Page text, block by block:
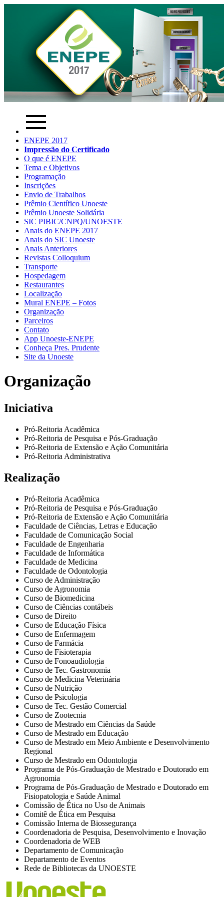
ENEPE 2017
Impressão do Certificado
O que é ENEPE
Tema e Objetivos
Programação
Inscrições
Envio de Trabalhos
Prêmio Científico Unoeste
Prêmio Unoeste Solidária
SIC PIBIC/CNPQ/UNOESTE
Anais do ENEPE 2017
Anais do SIC Unoeste
Anais Anteriores
Revistas Colloquium
Transporte
Hospedagem
Restaurantes
Localização
Mural ENEPE – Fotos
Organização
Parceiros
Contato
App Unoeste-ENEPE
Conheça Pres. Prudente
Site da Unoeste
Organização
Iniciativa
Pró-Reitoria Acadêmica
Pró-Reitoria de Pesquisa e Pós-Graduação
Pró-Reitoria de Extensão e Ação Comunitária
Pró-Reitoria Administrativa
Realização
Pró-Reitoria Acadêmica
Pró-Reitoria de Pesquisa e Pós-Graduação
Pró-Reitoria de Extensão e Ação Comunitária
Faculdade de Ciências, Letras e Educação
Faculdade de Comunicação Social
Faculdade de Engenharia
Faculdade de Informática
Faculdade de Medicina
Faculdade de Odontologia
Curso de Administração
Curso de Agronomia
Curso de Biomedicina
Curso de Ciências contábeis
Curso de Direito
Curso de Educação Física
Curso de Enfermagem
Curso de Farmácia
Curso de Fisioterapia
Curso de Fonoaudiologia
Curso de Tec. Gastronomia
Curso de Medicina Veterinária
Curso de Nutrição
Curso de Psicologia
Curso de Tec. Gestão Comercial
Curso de Zootecnia
Curso de Mestrado em Ciências da Saúde
Curso de Mestrado em Educação
Curso de Mestrado em Meio Ambiente e Desenvolvimento
Regional
Curso de Mestrado em Odontologia
Programa de Pós-Graduação de Mestrado e Doutorado em
Agronomia
Programa de Pós-Graduação de Mestrado e Doutorado em
Fisiopatologia e Saúde Animal
Comissão de Ética no Uso de Animais
Comitê de Ética em Pesquisa
Comissão Interna de Biossegurança
Coordenadoria de Pesquisa, Desenvolvimento e Inovação
Coordenadoria de WEB
Departamento de Comunicação
Departamento de Eventos
Rede de Bibliotecas da UNOESTE